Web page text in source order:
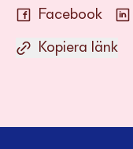
Facebook
Kopiera länk